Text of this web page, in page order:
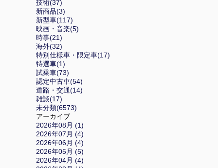
技術(37)
新商品(3)
新型車(117)
映画・音楽(5)
時事(21)
海外(32)
特別仕様車・限定車(17)
特選車(1)
試乗車(73)
認定中古車(54)
道路・交通(14)
雑談(17)
未分類(6573)
アーカイブ
2026年08月 (1)
2026年07月 (4)
2026年06月 (4)
2026年05月 (5)
2026年04月 (4)